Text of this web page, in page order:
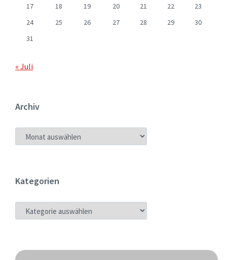
17
18 19 20 21 22
23
24
25 26 27 28 29
30
31
« Juli
Archiv
ARCHIV
Kategorien
KATEGORIEN